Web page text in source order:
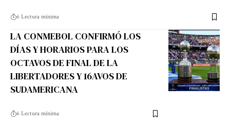
6 Lectura mínima
LA CONMEBOL CONFIRMÓ LOS
DÍAS Y HORARIOS PARA LOS
OCTAVOS DE FINAL DE LA
LIBERTADORES Y 16AVOS DE
SUDAMERICANA
6 Lectura mínima